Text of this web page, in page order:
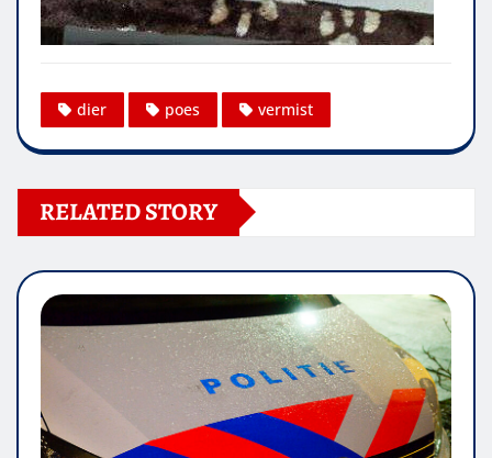
dier poes vermist
RELATED STORY